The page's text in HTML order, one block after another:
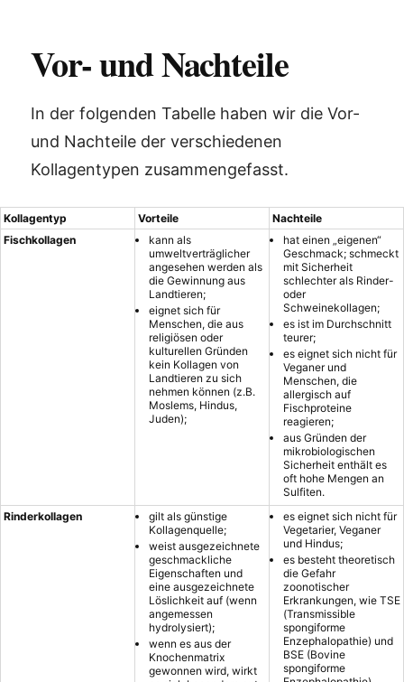
Vor- und Nachteile
In der folgenden Tabelle haben wir die Vor-
und Nachteile der verschiedenen
Kollagentypen zusammengefasst.
Kollagentyp Vorteile
Nachteile
Fischkollagen
kann als
umweltverträglicher
angesehen werden als
die Gewinnung aus
Landtieren;
eignet sich für
Menschen, die aus
religiösen oder
kulturellen Gründen
kein Kollagen von
Landtieren zu sich
nehmen können (z.B.
Moslems, Hindus,
Juden);
hat einen „eigenen“
Geschmack; schmeckt
mit Sicherheit
schlechter als Rinder-
oder
Schweinekollagen;
es ist im Durchschnitt
teurer;
es eignet sich nicht für
Veganer und
Menschen, die
allergisch auf
Fischproteine
reagieren;
aus Gründen der
mikrobiologischen
Sicherheit enthält es
oft hohe Mengen an
Sulfiten.
Rinderkollagen
gilt als günstige
Kollagenquelle;
weist ausgezeichnete
geschmackliche
Eigenschaften und
eine ausgezeichnete
Löslichkeit auf (wenn
angemessen
hydrolysiert);
wenn es aus der
Knochenmatrix
gewonnen wird, wirkt
es eignet sich nicht für
Vegetarier, Veganer
und Hindus;
es besteht theoretisch
die Gefahr
zoonotischer
Erkrankungen, wie TSE
(Transmissible
spongiforme
Enzephalopathie) und
BSE (Bovine
spongiforme